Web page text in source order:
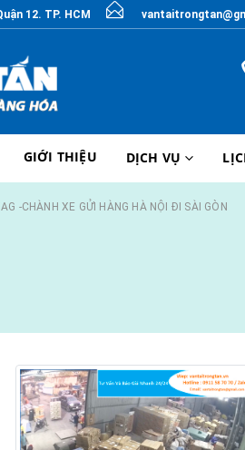
12. TP. HCM
GIỚI THIỆU DỊCH VỤ
-CHÀNH XE GỬI HÀNG HÀ NỘI ĐI SÀI GÒN